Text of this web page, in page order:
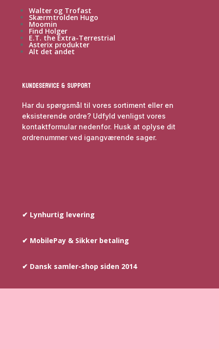
Walter og Trofast
Skærmtrolden Hugo
Moomin
Find Holger
E.T. the Extra-Terrestrial
Asterix produkter
Alt det andet
Kundeservice & Support
Har du spørgsmål til vores sortiment eller en
eksisterende ordre? Udfyld venligst vores
kontaktformular nedenfor. Husk at oplyse dit
ordrenummer ved igangværende sager.
✔ Lynhurtig levering
✔ MobilePay & Sikker betaling
✔ Dansk samler-shop siden 2014